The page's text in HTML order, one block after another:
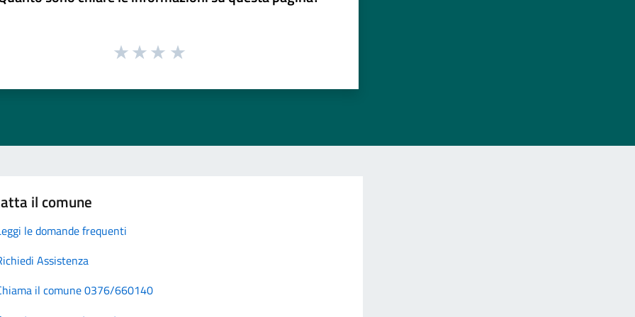
il comune
le domande frequenti
Assistenza
il comune 0376/660140